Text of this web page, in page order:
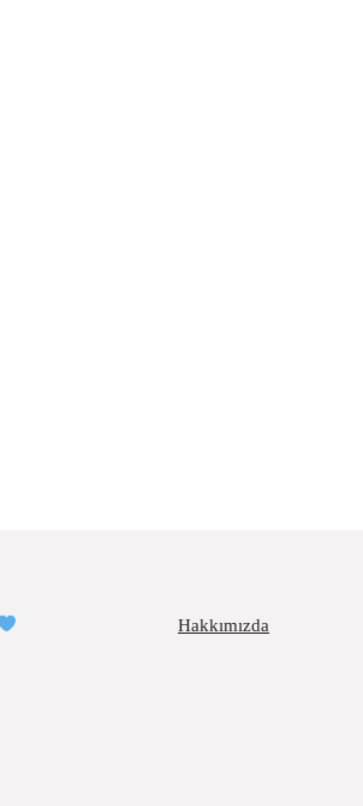
Hakkımızda